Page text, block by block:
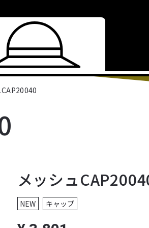
メッシュ
NEW キャップ